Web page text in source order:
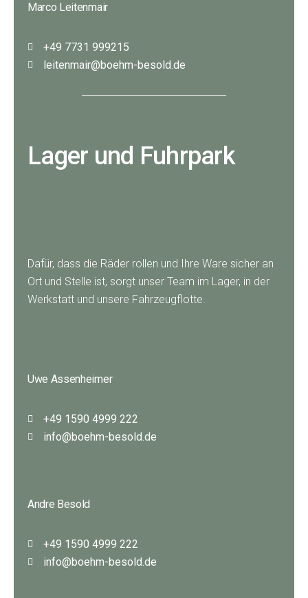
Marco Leitenmair
+49 7731 999215
leitenmair@boehm-besold.de
Lager und Fuhrpark
Dafür, dass die Räder rollen und Ihre Ware sicher an
Ort und Stelle ist, sorgt unser Team im Lager, in der
Werkstatt und unsere Fahrzeugflotte.
Uwe Assenheimer
+49 1590 4999 222
info@boehm-besold.de
Andre Besold
+49 1590 4999 222
info@boehm-besold.de